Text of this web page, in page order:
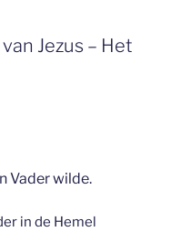
Jezus – Het
Vader wilde.
in de Hemel